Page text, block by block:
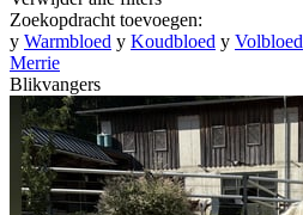
Zoekopdracht toevoegen:
y Warmbloed y Koudbloed y Volbloed
Merrie
Blikvangers